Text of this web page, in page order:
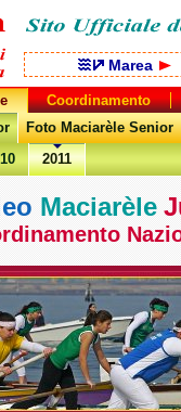
Maciarèle
Marea
Coordinamento
Foto Maciarèle Senior
2011